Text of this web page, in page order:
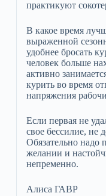
практикуют
В какое время
выраженной
удобнее бросать
человек больше
активно
курить во время
напряжения
Если первая не
свое бессилие, не
Обязательно надо
желании и
непременно.
Алиса ГАВР